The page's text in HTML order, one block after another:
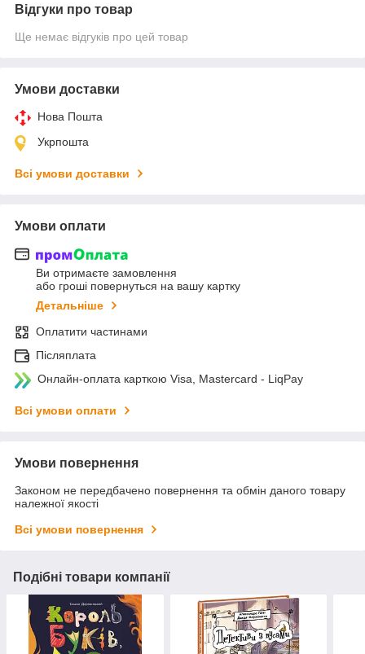
Відгуки про товар
Ще немає відгуків про цей товар
Умови доставки
Нова Пошта
Укрпошта
Всі умови доставки
Умови оплати
Ви отримаєте замовлення
або гроші повернуться на вашу картку
Детальніше
Оплатити частинами
Післяплата
Онлайн-оплата карткою Visa, Mastercard - LiqPay
Всі умови оплати
Умови повернення
Законом не передбачено повернення та обмін даного товару
належної якості
Всі умови повернення
Подібні товари компанії